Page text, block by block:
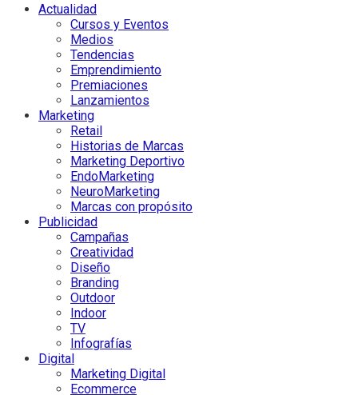
Actualidad
Cursos y Eventos
Medios
Tendencias
Emprendimiento
Premiaciones
Lanzamientos
Marketing
Retail
Historias de Marcas
Marketing Deportivo
EndoMarketing
NeuroMarketing
Marcas con propósito
Publicidad
Campañas
Creatividad
Diseño
Branding
Outdoor
Indoor
TV
Infografías
Digital
Marketing Digital
Ecommerce